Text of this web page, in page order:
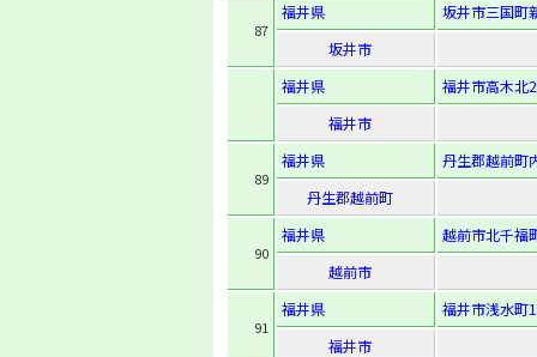
87
福井県
坂井市三国町
坂井市
福井県
福井市高木北
福井市
89
福井県
丹生郡越前町
丹生郡越前町
90
福井県
越前市北千福
越前市
91
福井県
福井市浅水町
福井市